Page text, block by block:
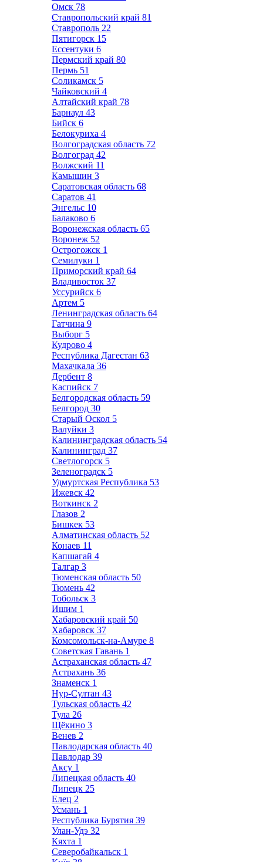
Омск 78
Ставропольский край 81
Ставрополь 22
Пятигорск 15
Ессентуки 6
Пермский край 80
Пермь 51
Соликамск 5
Чайковский 4
Алтайский край 78
Барнаул 43
Бийск 6
Белокуриха 4
Волгоградская область 72
Волгоград 42
Волжский 11
Камышин 3
Саратовская область 68
Саратов 41
Энгельс 10
Балаково 6
Воронежская область 65
Воронеж 52
Острогожск 1
Семилуки 1
Приморский край 64
Владивосток 37
Уссурийск 6
Артем 5
Ленинградская область 64
Гатчина 9
Выборг 5
Кудрово 4
Республика Дагестан 63
Махачкала 36
Дербент 8
Каспийск 7
Белгородская область 59
Белгород 30
Старый Оскол 5
Валуйки 3
Калининградская область 54
Калининград 37
Светлогорск 5
Зеленоградск 5
Удмуртская Республика 53
Ижевск 42
Воткинск 2
Глазов 2
Бишкек 53
Алматинская область 52
Конаев 11
Капшагай 4
Талгар 3
Тюменская область 50
Тюмень 42
Тобольск 3
Ишим 1
Хабаровский край 50
Хабаровск 37
Комсомольск-на-Амуре 8
Советская Гавань 1
Астраханская область 47
Астрахань 36
Знаменск 1
Нур-Султан 43
Тульская область 42
Тула 26
Щёкино 3
Венев 2
Павлодарская область 40
Павлодар 39
Аксу 1
Липецкая область 40
Липецк 25
Елец 2
Усмань 1
Республика Бурятия 39
Улан-Удэ 32
Кяхта 1
Северобайкальск 1